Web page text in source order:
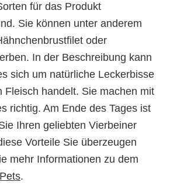
für das Produkt
Sie können unter anderem
oder
In der Beschreibung kann
sich um natürliche Leckerbisse
Fleisch handelt. Sie machen mit
richtig. Am Ende des Tages ist
Ihren geliebten Vierbeiner
Vorteile Sie überzeugen
mehr Informationen zu dem
.